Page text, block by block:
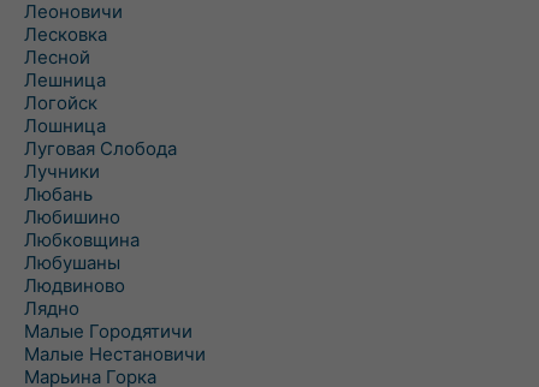
Леоновичи
Лесковка
Лесной
Лешница
Логойск
Лошница
Луговая Слобода
Лучники
Любань
Любишино
Любковщина
Любушаны
Людвиново
Лядно
Малые Городятичи
Малые Нестановичи
Марьина Горка